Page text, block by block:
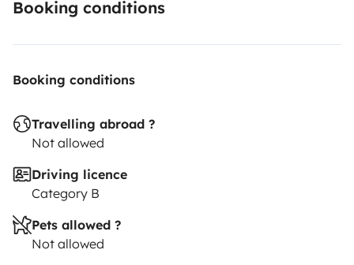
Booking conditions
Booking conditions
Travelling abroad ?
Not allowed
Driving licence
Category B
Pets allowed ?
Not allowed